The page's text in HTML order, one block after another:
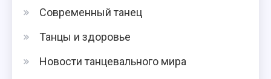
Современный танец
Танцы и здоровье
Новости танцевального мира